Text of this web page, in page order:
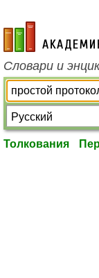
academic.ru
Словари и
Толкования